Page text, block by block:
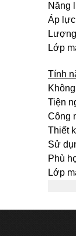
Năng
Áp
Lớp
Tính
Tiện
Công
Thiết
Sử
Phù
Lớp